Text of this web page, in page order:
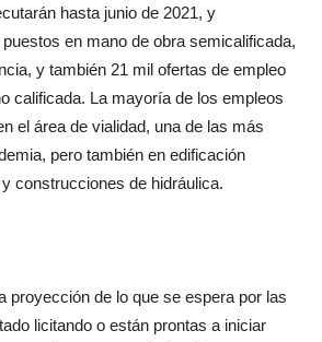
hasta junio de 2021, y
en mano de obra semicalificada,
y también 21 mil ofertas de empleo
calificada. La mayoría de los empleos
el área de vialidad, una de las más
pero también en edificación
construcciones de hidráulica.
proyección de lo que se espera por las
licitando o están prontas a iniciar